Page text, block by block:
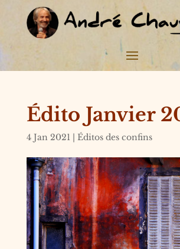
Édito Janvier
4 Jan 2021| Éditos des confins